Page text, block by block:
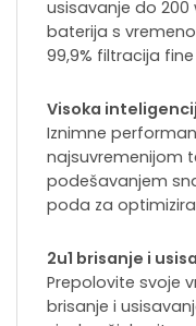
usisavanje do
baterija s
99,9% filtracija
Visoka
Iznimne
najsuvremenijom
podešavanjem
poda za
2u1 brisanje i
Prepolovite svoje
brisanje i